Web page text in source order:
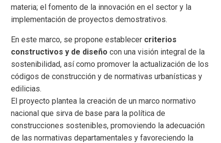
materia; el fomento de la innovación en el sector y la
implementación de proyectos demostrativos.
En este marco, se propone establecer criterios
constructivos y de diseño con una visión integral de la
sostenibilidad, así como promover la actualización de los
códigos de construcción y de normativas urbanísticas y
edilicias.
El proyecto plantea la creación de un marco normativo
nacional que sirva de base para la política de
construcciones sostenibles, promoviendo la adecuación
de las normativas departamentales y favoreciendo la